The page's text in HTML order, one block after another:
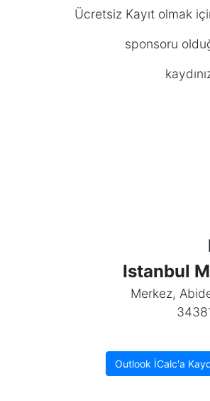
Ücretsiz Kayıt olmak
sponsoru
Istanbul
Merkez,
Outlook İCalc'a